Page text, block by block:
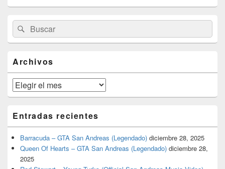
área
de
widget
lateral
primaria
Buscar
por:
Buscar
Archivos
Archivos
Entradas recientes
Barracuda – GTA San Andreas (Legendado) diciembre 28, 2025
Queen Of Hearts – GTA San Andreas (Legendado) diciembre 28,
2025